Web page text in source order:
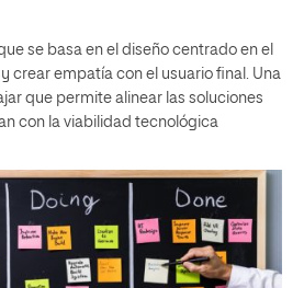
se basa en el diseño centrado en el
crear empatía con el usuario final. Una
que permite alinear las soluciones
con la viabilidad tecnológica